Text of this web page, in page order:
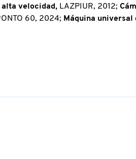
alta velocidad, LAZPIUR, 2012;
60, 2024; Máquina universal